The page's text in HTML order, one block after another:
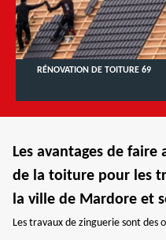
RÉNOVATION DE TOITURE 69
Les avantages de faire
de la toiture pour les
la ville de Mardore et
Les travaux de zinguerie sont des